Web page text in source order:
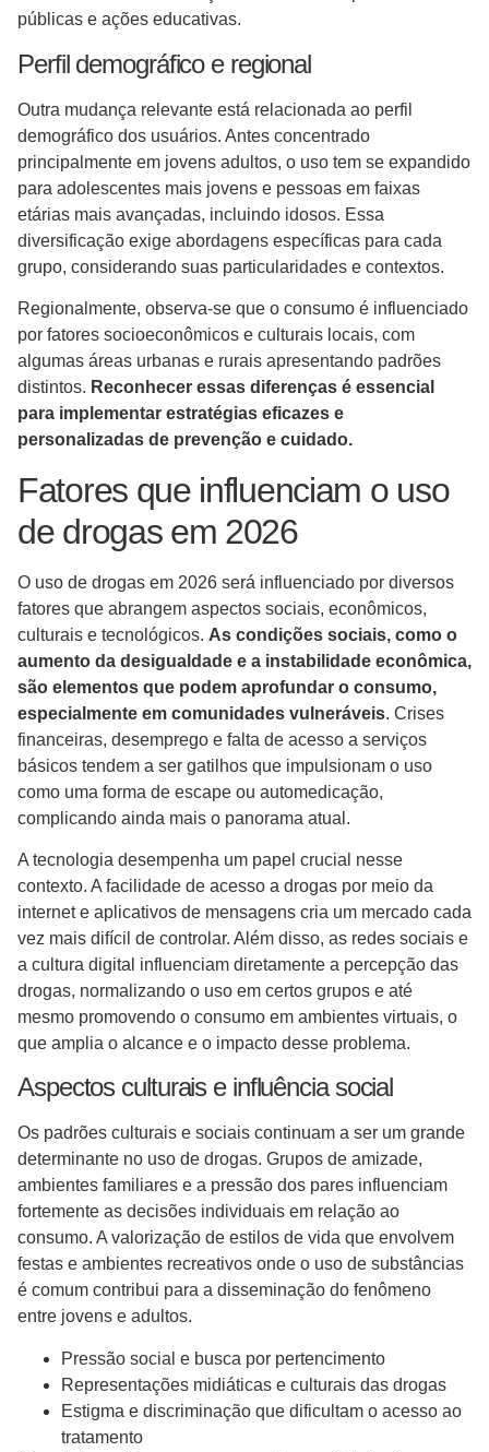
públicas e ações educativas.
Perfil demográfico e regional
Outra mudança relevante está relacionada ao perfil
demográfico dos usuários. Antes concentrado
principalmente em jovens adultos, o uso tem se expandido
para adolescentes mais jovens e pessoas em faixas
etárias mais avançadas, incluindo idosos. Essa
diversificação exige abordagens específicas para cada
grupo, considerando suas particularidades e contextos.
Regionalmente, observa-se que o consumo é influenciado
por fatores socioeconômicos e culturais locais, com
algumas áreas urbanas e rurais apresentando padrões
distintos. Reconhecer essas diferenças é essencial
para implementar estratégias eficazes e
personalizadas de prevenção e cuidado.
Fatores que influenciam o uso
de drogas em 2026
O uso de drogas em 2026 será influenciado por diversos
fatores que abrangem aspectos sociais, econômicos,
culturais e tecnológicos. As condições sociais, como o
aumento da desigualdade e a instabilidade econômica,
são elementos que podem aprofundar o consumo,
especialmente em comunidades vulneráveis. Crises
financeiras, desemprego e falta de acesso a serviços
básicos tendem a ser gatilhos que impulsionam o uso
como uma forma de escape ou automedicação,
complicando ainda mais o panorama atual.
A tecnologia desempenha um papel crucial nesse
contexto. A facilidade de acesso a drogas por meio da
internet e aplicativos de mensagens cria um mercado cada
vez mais difícil de controlar. Além disso, as redes sociais e
a cultura digital influenciam diretamente a percepção das
drogas, normalizando o uso em certos grupos e até
mesmo promovendo o consumo em ambientes virtuais, o
que amplia o alcance e o impacto desse problema.
Aspectos culturais e influência social
Os padrões culturais e sociais continuam a ser um grande
determinante no uso de drogas. Grupos de amizade,
ambientes familiares e a pressão dos pares influenciam
fortemente as decisões individuais em relação ao
consumo. A valorização de estilos de vida que envolvem
festas e ambientes recreativos onde o uso de substâncias
é comum contribui para a disseminação do fenômeno
entre jovens e adultos.
Pressão social e busca por pertencimento
Representações midiáticas e culturais das drogas
Estigma e discriminação que dificultam o acesso ao
tratamento